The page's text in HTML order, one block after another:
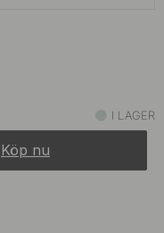
I LAGER
Köp nu